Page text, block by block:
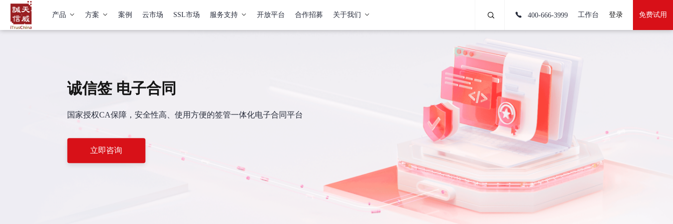
产品 方案 案例 云市场 SSL市场 服务支持 开放平台 合作招募 关于我们 400-666-3999 工作台 登录 免费试用
诚信签 电子合同
国家授权CA保障，安全性高、使用方便的签管一体化电子合同平台
立即咨询